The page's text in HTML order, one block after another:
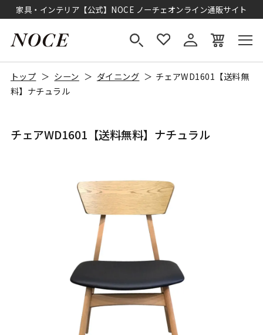
家具・インテリア【公式】NOCE ノーチェオンライン通販サイト
トップ シーン ダイニング
チェアWD1601【送料無
料】ナチュラル
チェアWD1601【送料無料】ナチュラル